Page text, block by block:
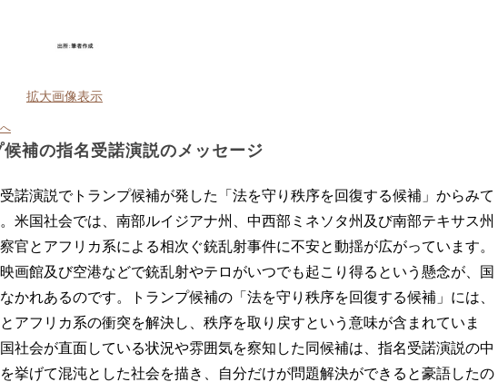
拡大画像表示
候補の指名受諾演説のメッセージ
諾演説でトランプ候補が発した「法を守り秩序を回復する候補」からみて
米国社会では、南部ルイジアナ州、中西部ミネソタ州及び南部テキサス州
官とアフリカ系による相次ぐ銃乱射事件に不安と動揺が広がっています。
画館及び空港などで銃乱射やテロがいつでも起こり得るという懸念が、国
かれあるのです。トランプ候補の「法を守り秩序を回復する候補」には、
アフリカ系の衝突を解決し、秩序を取り戻すという意味が含まれていま
社会が直面している状況や雰囲気を察知した同候補は、指名受諾演説の中
挙げて混沌とした社会を描き、自分だけが問題解決ができると豪語したの